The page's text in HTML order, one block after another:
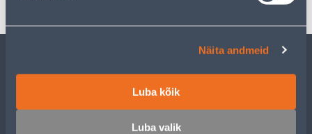
Näita andmeid
Luba kõik
Luba valik
CUSTOMER SERVICE
SERVICE